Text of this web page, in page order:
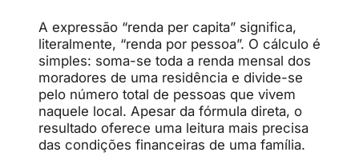
A expressão “renda per capita” significa,
literalmente, “renda por pessoa”. O cálculo é
simples: soma-se toda a renda mensal dos
moradores de uma residência e divide-se
pelo número total de pessoas que vivem
naquele local. Apesar da fórmula direta, o
resultado oferece uma leitura mais precisa
das condições financeiras de uma família.